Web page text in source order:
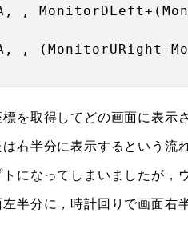
,
, (MonitorURight-
を取得してどの画面に表示
右半分に表示するという流
になってしまいましたが，
半分に，時計回りで画面右